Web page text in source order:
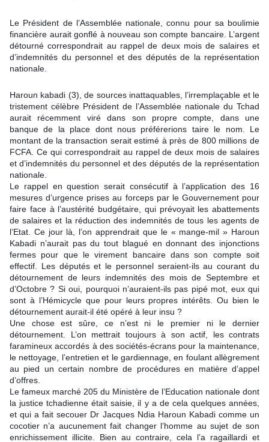
Le Président de l’Assemblée nationale, connu pour sa boulimie
financière aurait gonflé à nouveau son compte bancaire. L’argent
détourné correspondrait au rappel de deux mois de salaires et
d’indemnités du personnel et des députés de la représentation
nationale.
Haroun kabadi (3), de sources inattaquables, l’irremplaçable et le
tristement célèbre Président de l’Assemblée nationale du Tchad
aurait récemment viré dans son propre compte, dans une
banque de la place dont nous préférerions taire le nom. Le
montant de la transaction serait estimé à près de 800 millions de
FCFA. Ce qui correspondrait au rappel de deux mois de salaires
et d’indemnités du personnel et des députés de la représentation
nationale.
Le rappel en question serait consécutif à l’application des 16
mesures d’urgence prises au forceps par le Gouvernement pour
faire face à l’austérité budgétaire, qui prévoyait les abattements
de salaires et la réduction des indemnités de tous les agents de
l’Etat. Ce jour là, l’on apprendrait que le « mange-mil » Haroun
Kabadi n’aurait pas du tout blagué en donnant des injonctions
fermes pour que le virement bancaire dans son compte soit
effectif. Les députés et le personnel seraient-ils au courant du
détournement de leurs indemnités des mois de Septembre et
d’Octobre ? Si oui, pourquoi n’auraient-ils pas pipé mot, eux qui
sont à l’Hémicycle que pour leurs propres intérêts. Ou bien le
détournement aurait-il été opéré à leur insu ?
Une chose est sûre, ce n’est ni le premier ni le dernier
détournement. L’on mettrait toujours à son actif, les contrats
faramineux accordés à des sociétés-écrans pour la maintenance,
le nettoyage, l’entretien et le gardiennage, en foulant allègrement
au pied un certain nombre de procédures en matière d’appel
d’offres.
Le fameux marché 205 du Ministère de l’Education nationale dont
la justice tchadienne était saisie, il y a de cela quelques années,
et qui a fait secouer Dr Jacques Ndia Haroun Kabadi comme un
cocotier n’a aucunement fait changer l’homme au sujet de son
enrichissement illicite. Bien au contraire, cela l’a ragaillardi et